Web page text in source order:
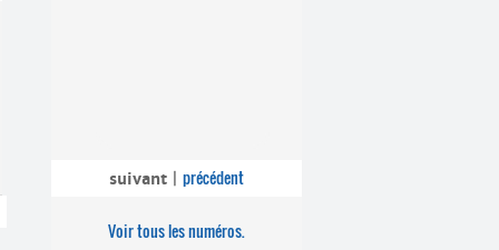
suivant précédent
Voir tous les numéros.